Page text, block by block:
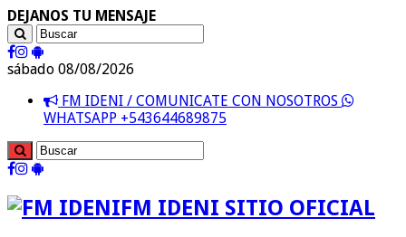
DEJANOS TU MENSAJE
sábado 08/08/2026
FM IDENI / COMUNICATE CON NOSOTROS
WHATSAPP +543644689875
FM IDENI SITIO OFICIAL